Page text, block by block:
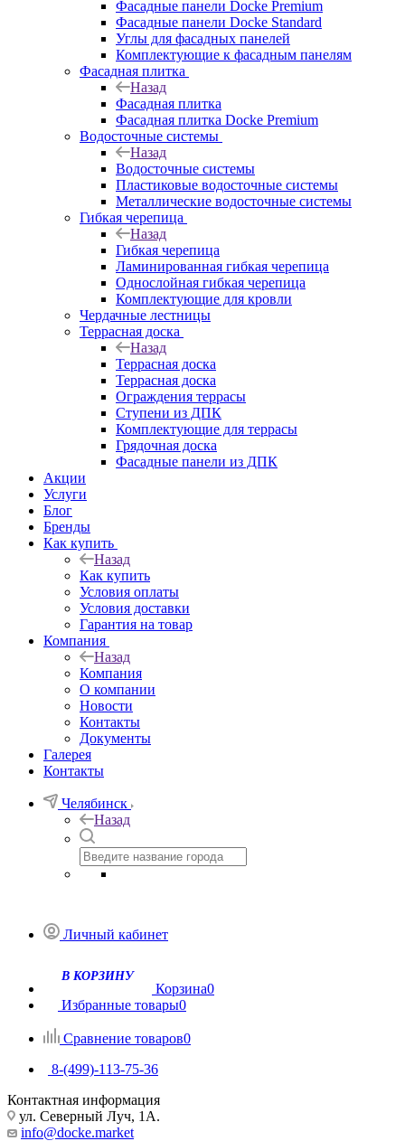
Фасадные панели Docke Premium
Фасадные панели Docke Standard
Углы для фасадных панелей
Комплектующие к фасадным панелям
Фасадная плитка
Назад
Фасадная плитка
Фасадная плитка Docke Premium
Водосточные системы
Назад
Водосточные системы
Пластиковые водосточные системы
Металлические водосточные системы
Гибкая черепица
Назад
Гибкая черепица
Ламинированная гибкая черепица
Однослойная гибкая черепица
Комплектующие для кровли
Чердачные лестницы
Террасная доска
Назад
Террасная доска
Террасная доска
Ограждения террасы
Ступени из ДПК
Комплектующие для террасы
Грядочная доска
Фасадные панели из ДПК
Акции
Услуги
Блог
Бренды
Как купить
Назад
Как купить
Условия оплаты
Условия доставки
Гарантия на товар
Компания
Назад
Компания
О компании
Новости
Контакты
Документы
Галерея
Контакты
Челябинск
Назад
Личный кабинет
Корзина0
Избранные товары0
Сравнение товаров0
8-(499)-113-75-36
Контактная информация
ул. Северный Луч, 1А.
info@docke.market